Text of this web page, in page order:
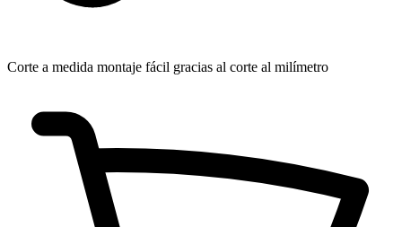
Corte a medida montaje fácil gracias al corte al milímetro